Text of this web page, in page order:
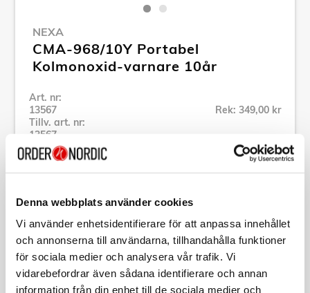
Denna webbplats använder cookies
Vi använder enhetsidentifierare för att anpassa innehållet
och annonserna till användarna, tillhandahålla funktioner
för sociala medier och analysera vår trafik. Vi
vidarebefordrar även sådana identifierare och annan
information från din enhet till de sociala medier och
NEXA
CMA-968/10Y Portabel
Kolmonoxid-varnare 10år
Art. nr:
13567
Tillv. art. nr:
13567
Rek: 349,00 kr
Se alla produkter inom Nexa
Specifikation
Beskrivning
Art. nr:13567